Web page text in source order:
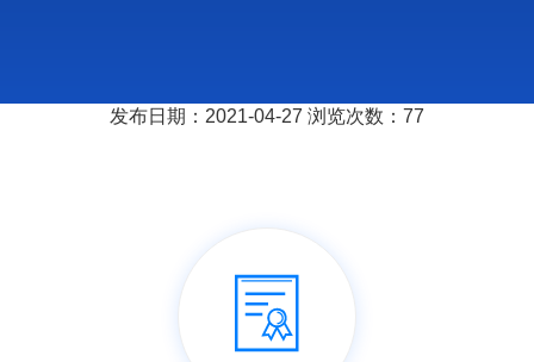
发布日期：2021-04-27 浏览次数： 77